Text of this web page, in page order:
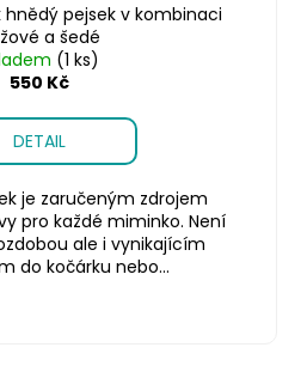
hnědý pejsek v kombinaci
a šedé
(1 ks)
550 Kč
DETAIL
je zaručeným zdrojem
pro každé miminko. Není
ale i vynikajícím
do kočárku nebo...